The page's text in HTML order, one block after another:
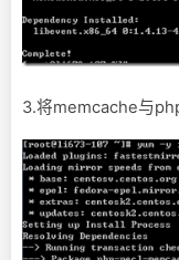
3.将memcache与